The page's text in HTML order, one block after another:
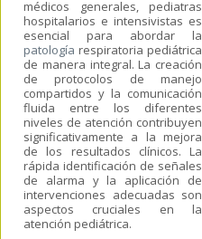
médicos generales, pediatras
hospitalarios e intensivistas es
esencial para abordar la
patología respiratoria pediátrica
de manera integral. La creación
de protocolos de manejo
compartidos y la comunicación
fluida entre los diferentes
niveles de atención contribuyen
significativamente a la mejora
de los resultados clínicos. La
rápida identificación de señales
de alarma y la aplicación de
intervenciones adecuadas son
aspectos cruciales en la
atención pediátrica.